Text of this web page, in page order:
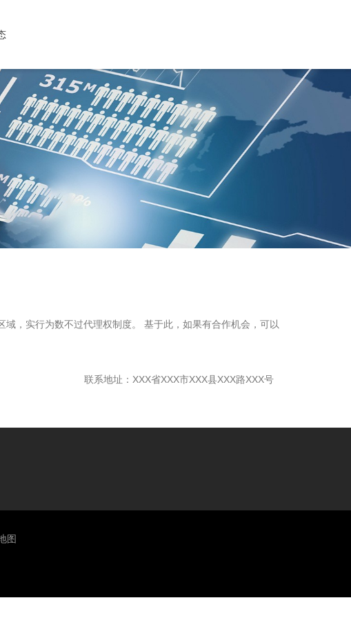
，实行为数不过代理权制度。 基于此，如果有合作机会，可以
联系地址：XXX省XXX市XXX县XXX路XXX号
图